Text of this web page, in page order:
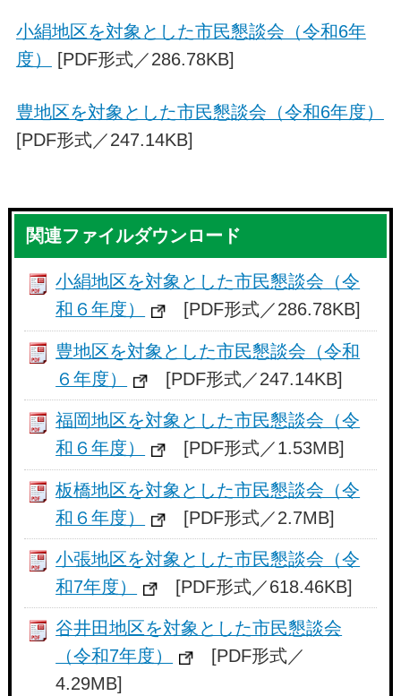
小絹地区を対象とした市民懇談会（令和6年
度）
[PDF形式／286.78KB]
豊地区を対象とした市民懇談会（令和6年度）
[PDF形式／247.14KB]
関連ファイルダウンロード
小絹地区を対象とした市民懇談会（令
和６年度）
[PDF形式／286.78KB]
豊地区を対象とした市民懇談会（令和
６年度）
[PDF形式／247.14KB]
福岡地区を対象とした市民懇談会（令
和６年度）
[PDF形式／1.53MB]
板橋地区を対象とした市民懇談会（令
和６年度）
[PDF形式／2.7MB]
小張地区を対象とした市民懇談会（令
和7年度）
[PDF形式／618.46KB]
谷井田地区を対象とした市民懇談会
（令和7年度）
[PDF形式／
4.29MB]